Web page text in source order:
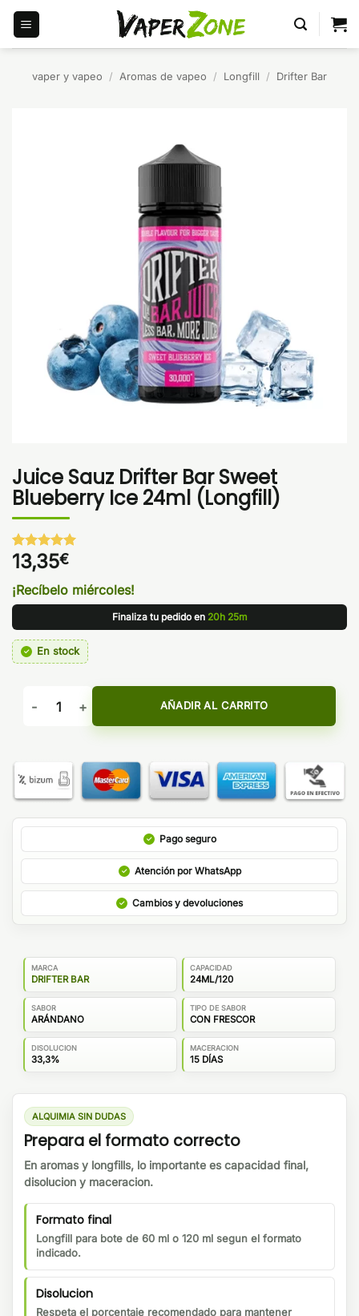
Saltar
contenido
vaper y vapeo / Aromas de vapeo / Longfill / Drifter Bar
Juice Sauz Drifter Bar Sweet
Blueberry Ice 24ml (Longfill)
Valorado
con5de 5
en base a
1
valoración
de un
13,35€
¡Recíbelo miércoles!
Finaliza tu pedido en 20h 25m
En stock
Juice Sauz Drifter Bar Sweet Blueberry Ice 24ml (Longfill)
AÑADIR AL CARRITO
Pago seguro
Atención por WhatsApp
Cambios y devoluciones
MARCA
DRIFTER BAR
CAPACIDAD
24ML/120
SABOR
ARÁNDANO
TIPO DE SABOR
CON FRESCOR
DISOLUCION
33,3%
MACERACION
15 DÍAS
ALQUIMIA SIN DUDAS
Prepara el formato correcto
En aromas y longfills, lo importante es capacidad final,
disolucion y maceracion.
Formato final
Longfill para bote de 60 ml o 120 ml segun el formato
indicado.
Disolucion
Respeta el porcentaje recomendado para mantener